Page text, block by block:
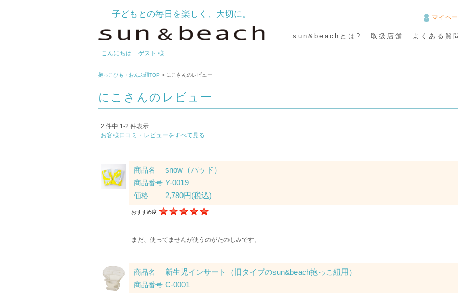
子どもとの毎日を楽しく、大切に。 マイペ
sun&beachとは? 取扱店舗 よくある質
こんにちは ゲスト 様
抱っこひも・おんぶ紐TOP > にこさんのレビュー
にこさんのレビュー
2 件中 1-2 件表示
お客様口コミ・レビューをすべて見る
商品名 snow（パッド）
商品番号 Y-0019
価格 2,780円(税込)
おすすめ度
まだ、使ってませんが使うのがたのしみです。
商品名 新生児インサート（旧タイプのsun&beach抱っこ紐用）
商品番号 C-0001